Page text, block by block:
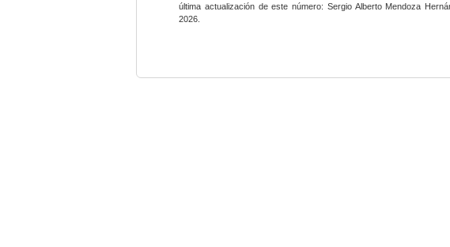
última actualización de este número: Sergio Alberto Mendoza
2026.